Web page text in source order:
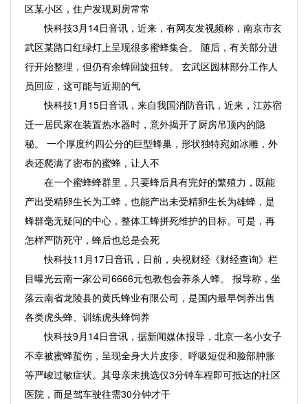
区某小区，住户发现厨房常常
快科技3月14日音讯，近来，有网友发视频称，南京市玄
武区某路口红绿灯上呈现很多蜜蜂集合。 随后，有关部分进
行开始整理，但仍有余蜂回旋扭转。 玄武区园林部分工作人
员回应，这可能与近期的气
快科技1月15日音讯，来自我国消防音讯，近来，江苏宿
迁一居民家在装置热水器时，意外揭开了厨房吊顶内的隐
秘。 一个厚度约四公分的巨型蜂巢，形状独特宛如冰雕，外
表还爬满了密布的蜜蜂，让人不
在一个蜜蜂蜂群里，只要蜂后具有完好的繁殖力，既能
产出受精卵生长为工蜂，也能产出未受精卵生长为雄蜂，是
蜂群毫无疑问的中心，整体工蜂拼死维护的目标。可是，再
怎样严防死守，蜂后也总是会死
快科技11月17日音讯，日前，央视财经《财经查询》栏
目曝光云南一家公司6666元包教包会养杀人蜂。 报导称，坐
落云南省龙陵县的黄氏蜂业有限公司，是国内最早饲养出售
各类虎头蜂、训练虎头蜂饲养
快科技9月14日音讯，据新闻媒体报导，北京一名小女子
不幸被蜜蜂蜇伤，呈现全身大片皮疹、呼吸短促和脸部肿胀
等严峻过敏症状。其母亲未挑选仅3分钟车程即可抵达的社区
医院，而是驾车驶往需30分钟才干